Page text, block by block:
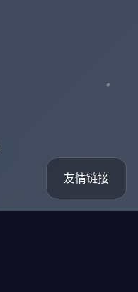
友情链接